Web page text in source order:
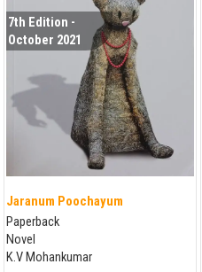
7th Edition -
October 2021
Jaranum Poochayum
Paperback
Novel
K.V Mohankumar